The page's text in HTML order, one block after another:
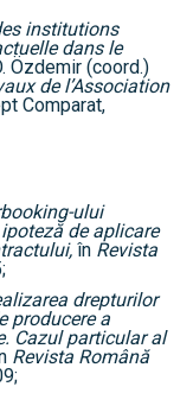
institutions
dans le
Özdemir (coord.)
de l’Association
Comparat,
ului
de aplicare
în Revista
drepturilor
producere a
Cazul particular al
Revista Română